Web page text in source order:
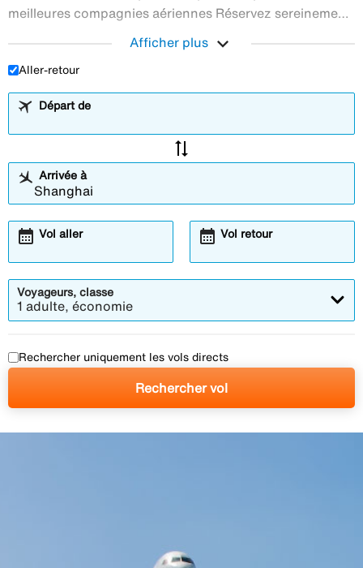
meilleures compagnies aériennes Réservez sereinement
étendue de voyages en avion à destination du monde
entier.Trouver rapidement des vols pas chers pour
Afficher plus expand_more
Aller-retour
Départ de
sync_alt
Arrivée à
Vol aller
calendar_month Vol retour
calendar_month
Voyageurs, classe
1 adulte, économie
Rechercher uniquement les vols directs
Rechercher vol